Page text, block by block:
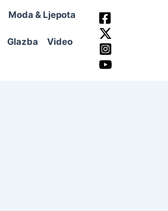
Moda & Ljepota
Glazba Video